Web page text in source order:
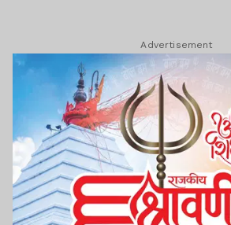
Advertisement